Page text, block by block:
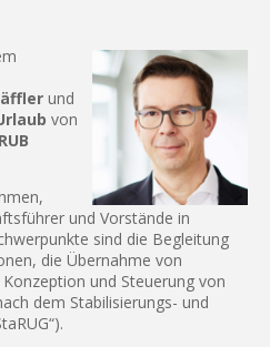
und
von
und Vorstände in
sind die Begleitung
die Übernahme von
und Steuerung von
dem Stabilisierungs- und